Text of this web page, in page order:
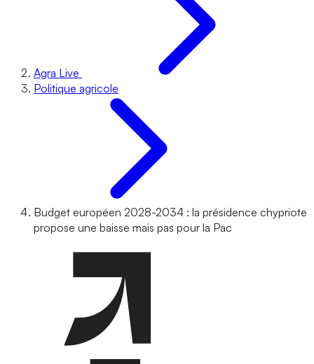
Agra Live
Politique agricole
Budget européen 2028-2034 : la présidence chypriote
propose une baisse mais pas pour la Pac